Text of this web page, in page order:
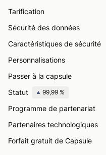
Tarification
Sécurité des données
Caractéristiques de sécurité
Personnalisations
Passer à la capsule
Statut
99,99 %
Programme de partenariat
Partenaires technologiques
Forfait gratuit de Capsule